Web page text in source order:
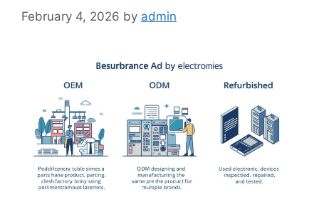
February 4, 2026 by admin